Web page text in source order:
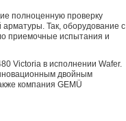
полноценную проверку
Так, оборудование с
приемочные испытания и
Victoria в исполнении Wafer.
двойным
компания GEMÜ